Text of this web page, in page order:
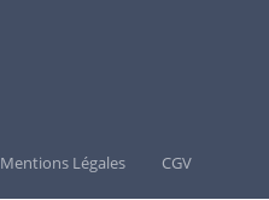
Mentions Légales CGV